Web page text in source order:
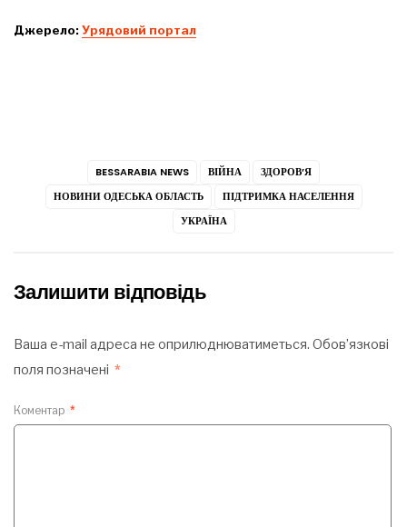
Джерело: Урядовий портал
BESSARABIA NEWS ВІЙНА
ЗДОРОВ’Я
НОВИНИ ОДЕСЬКА ОБЛАСТЬ
ПІДТРИМКА НАСЕЛЕННЯ
УКРАЇНА
Залишити відповідь
Ваша e-mail адреса не оприлюднюватиметься. Обов’язкові
поля позначені *
Коментар *